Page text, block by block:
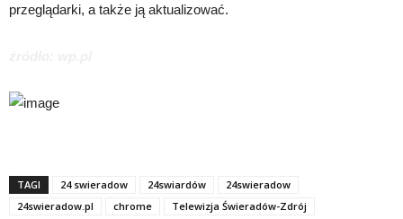
przeglądarki, a także ją aktualizować.
TAGI 24 swieradow 24swiardów
24swieradow
24swieradow.pl
chrome
Telewizja Świeradów-Zdrój